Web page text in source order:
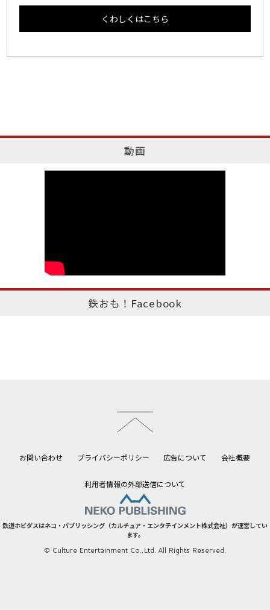
くわしくはこちら
動画
鉄おも！Facebook
お問い合わせ プライバシーポリシー 広告について 会社概要
利用者情報の外部送信について
鉄道ホビダスはネコ・パブリッシング（カルチュア・エンタテインメント株式会社）が運営してい
ます。
© Culture Entertainment Co.,Ltd. All Rights Reserved.